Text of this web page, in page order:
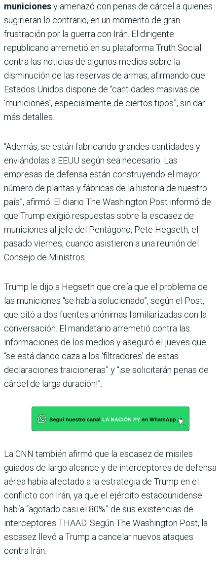
municionesy amenazó con penas de cárcel a quienes
sugirieran lo contrario, en un momento de gran
frustración por la guerra con Irán. El dirigente
republicano arremetió en su plataforma Truth Social
contra las noticias de algunos medios sobre la
disminución de las reservas de armas, afirmando que
Estados Unidos dispone de “cantidades masivas de
‘municiones’, especialmente de ciertos tipos”, sin dar
más detalles.
“Además, se están fabricando grandes cantidades y
enviándolas a EEUU según sea necesario. Las
empresas de defensa están construyendo el mayor
número de plantas y fábricas de la historia de nuestro
país”, afirmó. El diario The Washington Post informó de
que Trump exigió respuestas sobre la escasez de
municiones al jefe del Pentágono, Pete Hegseth, el
pasado viernes, cuando asistieron a una reunión del
Consejo de Ministros.
Trump le dijo a Hegseth que creía que el problema de
las municiones “se había solucionado”, según el Post,
que citó a dos fuentes anónimas familiarizadas con la
conversación. El mandatario arremetió contra las
informaciones de los medios y aseguró el jueves que
“se está dando caza a los ‘filtradores’ de estas
declaraciones traicioneras” y “¡se solicitarán penas de
cárcel de larga duración!”.
La CNN también afirmó que la escasez de misiles
guiados de largo alcance y de interceptores de defensa
aérea había afectado a la estrategia de Trump en el
conflicto con Irán, ya que el ejército estadounidense
había “agotado casi el 80%” de sus existencias de
interceptores THAAD. Según The Washington Post, la
escasez llevó a Trump a cancelar nuevos ataques
contra Irán.